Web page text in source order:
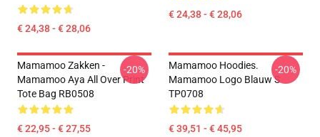
€ 24,38 - € 28,06
€ 24,38 - € 28,06
Mamamoo Zakken -
Mamamoo Aya All Over Print
Tote Bag RB0508
€ 22,95 - € 27,55
-20%
Mamamoo Hoodies.
Mamamoo Logo Blauw S
TP0708
€ 39,51 - € 45,95
-20%